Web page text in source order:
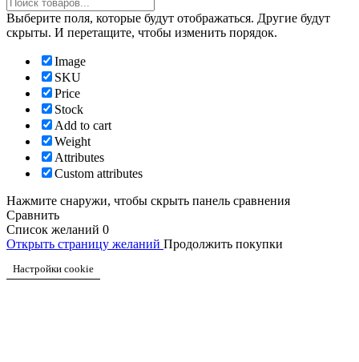
Выберите поля, которые будут отображаться. Другие будут
скрыты. И перетащите, чтобы изменить порядок.
Image
SKU
Price
Stock
Add to cart
Weight
Attributes
Custom attributes
Нажмите снаружи, чтобы скрыть панель сравнения
Сравнить
Список желаний 0
Открыть страницу желаний Продолжить покупки
Настройки cookie